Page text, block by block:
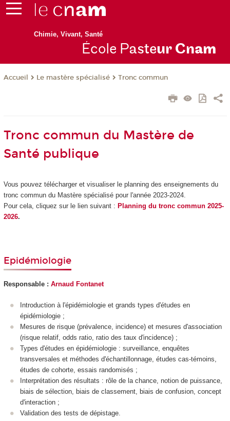
Chimie, Vivant, Santé
École Pasteur Cnam
Accueil Le mastère spécialisé Tronc commun
Tronc commun du Mastère de
Santé publique
Vous pouvez télécharger et visualiser le planning des enseignements du
tronc commun du Mastère spécialisé pour l'année 2023-2024.
Pour cela, cliquez sur le lien suivant : Planning du tronc commun 2025-
2026.
Epidémiologie
Responsable : Arnaud Fontanet
Introduction à l'épidémiologie et grands types d'études en
épidémiologie ;
Mesures de risque (prévalence, incidence) et mesures d'association
(risque relatif, odds ratio, ratio des taux d'incidence) ;
Types d'études en épidémiologie : surveillance, enquêtes
transversales et méthodes d'échantillonnage, études cas-témoins,
études de cohorte, essais randomisés ;
Interprétation des résultats : rôle de la chance, notion de puissance,
biais de sélection, biais de classement, biais de confusion, concept
d'interaction ;
Validation des tests de dépistage.